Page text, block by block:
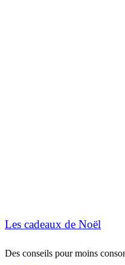
Les cadeaux de Noël
Des conseils pour moins